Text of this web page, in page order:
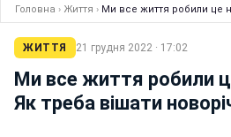
Головна › Життя › Ми все життя робили це
ЖИТТЯ 21 грудня 2022 · 17:02
Ми все життя робили
Як треба вішати